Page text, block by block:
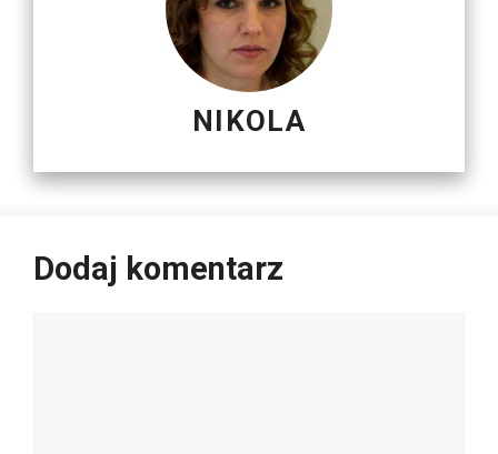
NIKOLA
Dodaj komentarz